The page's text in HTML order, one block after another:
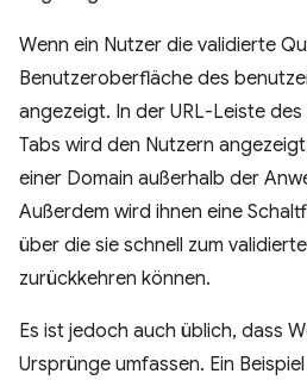
Wenn ein Nutzer die validierte
Benutzeroberfläche des
angezeigt. In der URL-Leiste
Tabs wird den Nutzern
einer Domain außerhalb der
Außerdem wird ihnen eine
über die sie schnell zum
zurückkehren können.
Es ist jedoch auch üblich, dass
Ursprünge umfassen. Ein